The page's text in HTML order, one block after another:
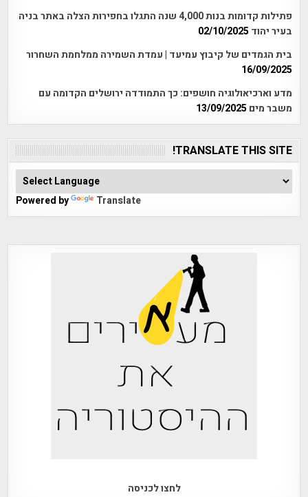
פתילות קדומות בנות 4,000 שנה התגלו בחפירות הצלה באתר בניה
בעיר יהוד 02/10/2025
בית הגמדים של קיבוץ עמיעד | עמדת השמירה ממלחמת השחרור
16/09/2025
מדע וארכיאולוגיה חושפים: כך התמודדה ירושלים הקדומה עם
משבר מים 13/09/2025
TRANSLATE THIS SITE!
Powered by Translate
לחצו לכניסה